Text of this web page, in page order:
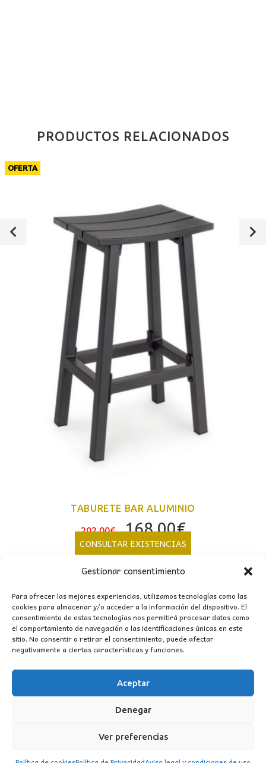
Gestionar consentimiento
Para ofrecer las mejores experiencias, utilizamos tecnologías como las
cookies para almacenar y/o acceder a la información del dispositivo. El
consentimiento de estas tecnologías nos permitirá procesar datos como
el comportamiento de navegación o las identificaciones únicas en este
sitio. No consentir o retirar el consentimiento, puede afectar
negativamente a ciertas características y funciones.
Aceptar
Denegar
Ver preferencias
PRODUCTOS RELACIONADOS
OFERTA
TABURETE BAR ALUMINIO
202,00€
El
precio
original
era:
202,00€.
168,00€El
precio
actual
168,00€.
CONSULTAR EXISTENCIAS